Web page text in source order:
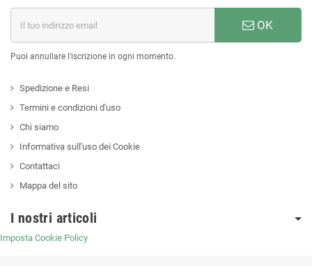
OK
Puoi annullare l'iscrizione in ogni momento.
Spedizione e Resi
Termini e condizioni d'uso
Chi siamo
Informativa sull'uso dei Cookie
Contattaci
Mappa del sito
I nostri articoli
Imposta Cookie Policy